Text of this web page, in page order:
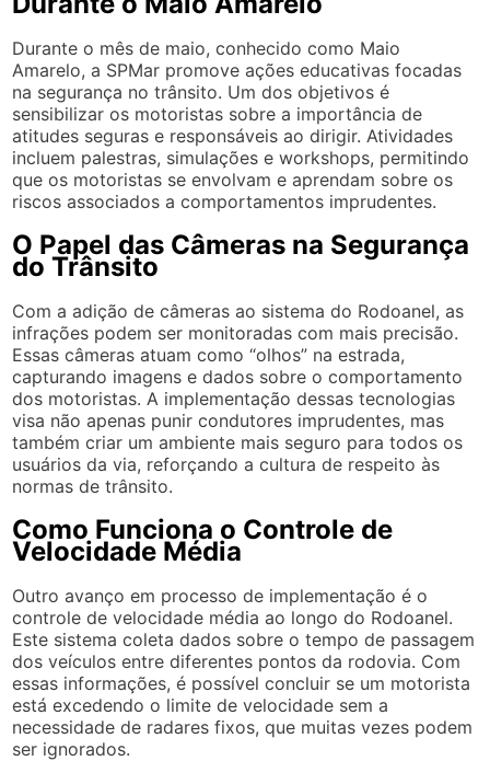
Durante o mês de maio, conhecido como Maio
Amarelo, a SPMar promove ações educativas focadas
na segurança no trânsito. Um dos objetivos é
sensibilizar os motoristas sobre a importância de
atitudes seguras e responsáveis ao dirigir. Atividades
incluem palestras, simulações e workshops, permitindo
que os motoristas se envolvam e aprendam sobre os
riscos associados a comportamentos imprudentes.
O Papel das Câmeras na Segurança
do Trânsito
Com a adição de câmeras ao sistema do Rodoanel, as
infrações podem ser monitoradas com mais precisão.
Essas câmeras atuam como “olhos” na estrada,
capturando imagens e dados sobre o comportamento
dos motoristas. A implementação dessas tecnologias
visa não apenas punir condutores imprudentes, mas
também criar um ambiente mais seguro para todos os
usuários da via, reforçando a cultura de respeito às
normas de trânsito.
Como Funciona o Controle de
Velocidade Média
Outro avanço em processo de implementação é o
controle de velocidade média ao longo do Rodoanel.
Este sistema coleta dados sobre o tempo de passagem
dos veículos entre diferentes pontos da rodovia. Com
essas informações, é possível concluir se um motorista
está excedendo o limite de velocidade sem a
necessidade de radares fixos, que muitas vezes podem
ser ignorados.